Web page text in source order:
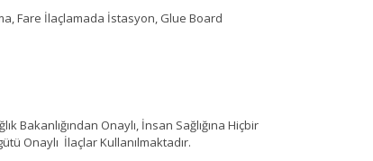
Fare İlaçlamada İstasyon, Glue Board
Bakanlığından Onaylı, İnsan Sağlığına Hiçbir
Onaylı İlaçlar Kullanılmaktadır.